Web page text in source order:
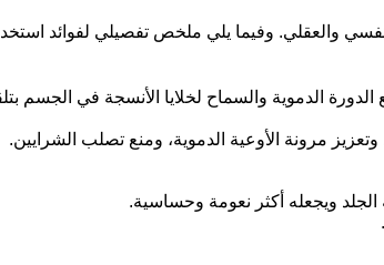
والعقلي. وفيما يلي ملخص تفصيلي لفوائد
الدموية والسماح لخلايا الأنسجة في الجسم
مرونة الأوعية الدموية، ومنع تصلب الشرايين.
ويجعله أكثر نعومة وحساسية.